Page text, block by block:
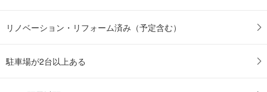
リノベーション・リフォーム済み（予定含む）
駐車場が2台以上ある